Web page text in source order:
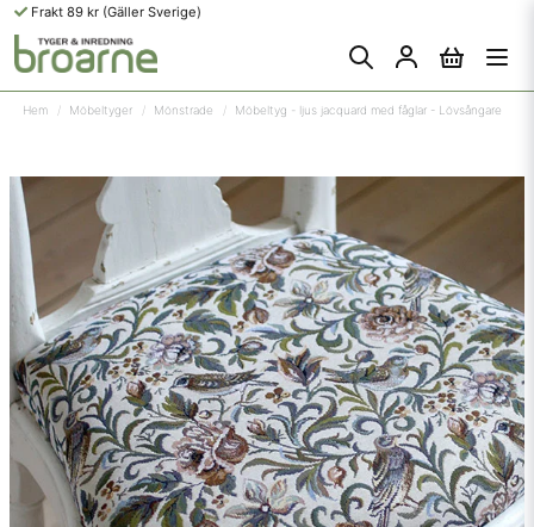
Frakt 89 kr (Gäller Sverige)
Hem Möbeltyger Mönstrade Möbeltyg - ljus jacquard med fåglar - Lövsångare